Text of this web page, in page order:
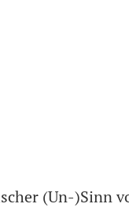
(Un-)Sinn